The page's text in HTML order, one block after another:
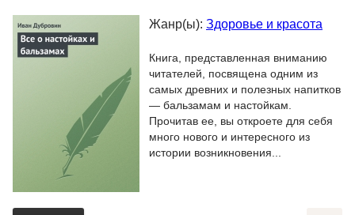
Жанр(ы): Здоровье и красота
Книга, представленная вниманию
читателей, посвящена одним из
самых древних и полезных напитков
— бальзамам и настойкам.
Прочитав ее, вы откроете для себя
много нового и интересного из
истории возникновения...